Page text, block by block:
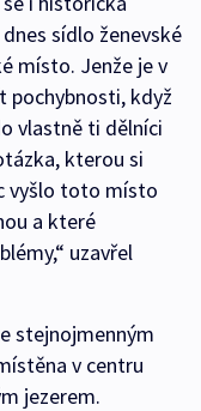
sídlo ženevské
místo. Jenže je v
pochybnosti, když
vlastně ti dělníci
kterou si
vyšlo toto místo
a které
uzavřel
stejnojmenným
v centru
jezerem.